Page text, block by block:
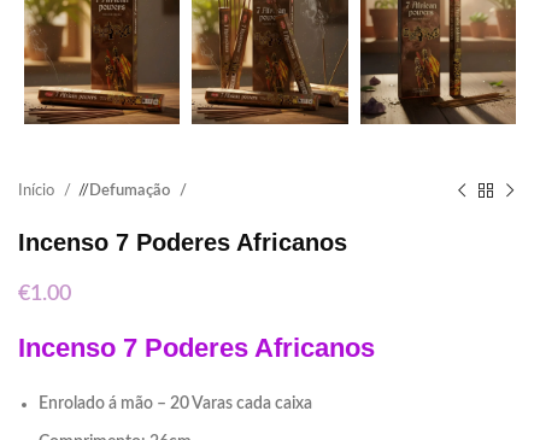
Início / Defumação
Incenso 7 Poderes Africanos
€1.00
Incenso 7 Poderes Africanos
Enrolado á mão – 20 Varas cada caixa